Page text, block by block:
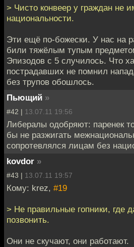
> Чисто конвеер у граждан не
национальности.
Эти ещё по-божески. У нас на
били тяжёлым тупым
Эпизодов с 5 случилось. Что
пострадавших не помнил
без трупов обошлось.
Пьющий »
#42 | 13.07.11 19:56
Либералы одобряют: паренек
бы не разжигать
сопротевлялся лицам без
kovdor »
#43 | 13.07.11 19:57
Кому: krez, #19
> Не правильные гопники, где
позвонить.
Они не скучают, они работают.